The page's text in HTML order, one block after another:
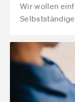
Wir wollen